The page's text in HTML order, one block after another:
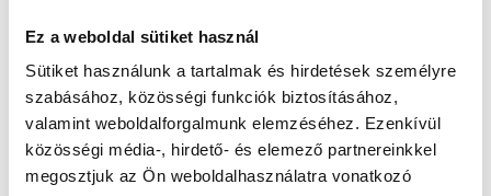
Ez a weboldal sütiket használ
Sütiket használunk a tartalmak és hirdetések személyre
szabásához, közösségi funkciók biztosításához,
valamint weboldalforgalmunk elemzéséhez. Ezenkívül
közösségi média-, hirdető- és elemező partnereinkkel
megosztjuk az Ön weboldalhasználatra vonatkozó
Endokrinológus
5.0
30 értékelés
Da Vinci Magánklinika
Pécs, Málics Ottó u. 1.
Következő időpont:augusztus 31.